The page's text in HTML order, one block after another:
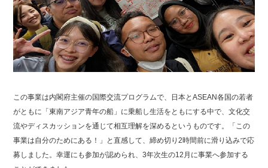
この事業は内閣府主催の国際交流プログラムで、日本とASEAN各国の若者
がともに「東南アジア青年の船」に乗船し生活をともにする中で、文化交
流やディスカッションを通じて相互理解を深めるというものです。「この
事業は自分のためにある！」と直感して、締め切り2時間前に滑り込みで応
募しました。幸運にも参加が認められ、3年次生の12月に事業へ参加する